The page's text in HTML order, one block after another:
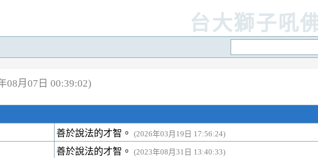
台大獅子吼
08月07日 00:39:02)
善於說法的才智。 (2026年03月19日 17:56:24)
善於說法的才智。 (2023年08月31日 13:40:33)